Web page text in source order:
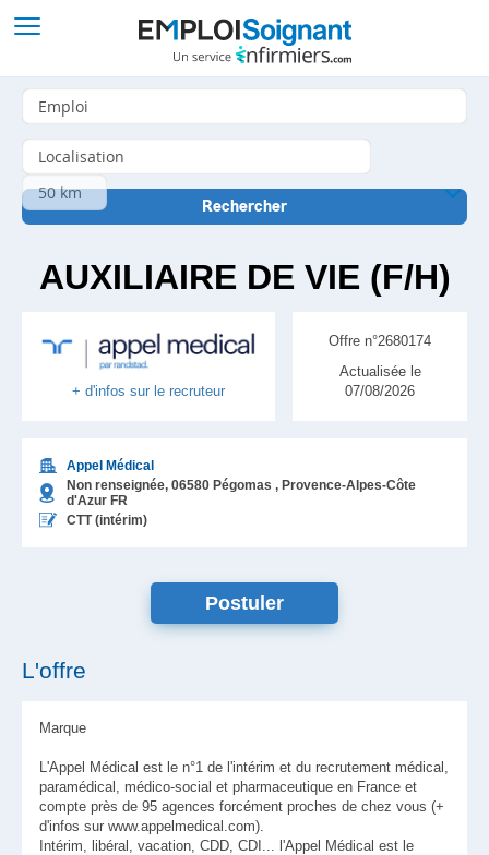
AUXILIAIRE DE VIE (F/H)
+ d'infos sur le recruteur
Appel Médical
Non renseignée, 06580 Pégomas , Provence-Alpes-Côte
d'Azur FR
CTT (intérim)
Offre n°2680174
Actualisée le
07/08/2026
L'offre
Marque
L'Appel Médical est le n°1 de l'intérim et du recrutement médical,
paramédical, médico-social et pharmaceutique en France et
compte près de 95 agences forcément proches de chez vous (+
d'infos sur www.appelmedical.com).
Intérim, libéral, vacation, CDD, CDI... l'Appel Médical est le